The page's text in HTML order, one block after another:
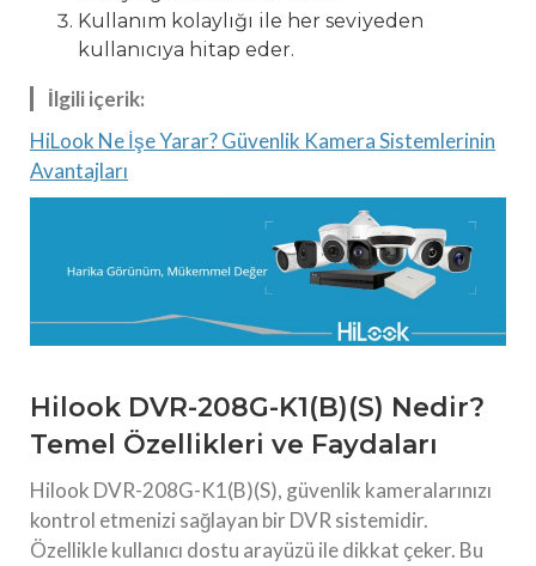
Kullanım kolaylığı ile her seviyeden
kullanıcıya hitap eder.
İlgili içerik:
HiLook Ne İşe Yarar? Güvenlik Kamera Sistemlerinin
Avantajları
Hilook DVR-208G-K1(B)(S) Nedir?
Temel Özellikleri ve Faydaları
Hilook DVR-208G-K1(B)(S), güvenlik kameralarınızı
kontrol etmenizi sağlayan bir DVR sistemidir.
Özellikle kullanıcı dostu arayüzü ile dikkat çeker. Bu